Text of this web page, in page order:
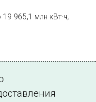
965,1 млн кВт·ч,